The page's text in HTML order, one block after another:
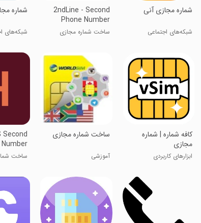
شماره مجازی آنی
شبکه‌های اجتماعی
2ndLine - Second
Phone Number
ساخت شماره مجازی
شماره
شبکه‌های
کافه شماره | شماره
مجازی
ابزارهای کاربردی
ساخت شماره مجازی
آموزشی
Second
ساخت